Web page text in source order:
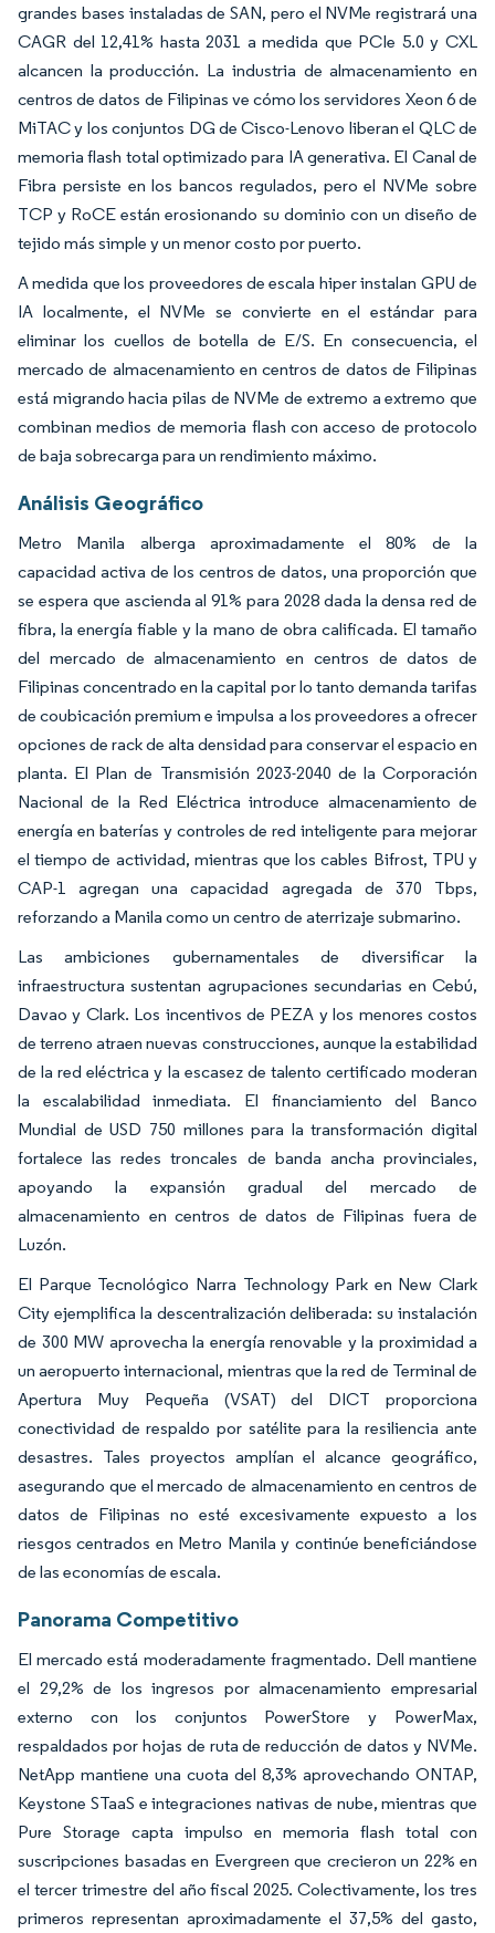
grandes bases instaladas de SAN, pero el NVMe registrará una
CAGR del 12,41% hasta 2031 a medida que PCIe 5.0 y CXL
alcancen la producción. La industria de almacenamiento en
centros de datos de Filipinas ve cómo los servidores Xeon 6 de
MiTAC y los conjuntos DG de Cisco-Lenovo liberan el QLC de
memoria flash total optimizado para IA generativa. El Canal de
Fibra persiste en los bancos regulados, pero el NVMe sobre
TCP y RoCE están erosionando su dominio con un diseño de
tejido más simple y un menor costo por puerto.
A medida que los proveedores de escala hiper instalan GPU de
IA localmente, el NVMe se convierte en el estándar para
eliminar los cuellos de botella de E/S. En consecuencia, el
mercado de almacenamiento en centros de datos de Filipinas
está migrando hacia pilas de NVMe de extremo a extremo que
combinan medios de memoria flash con acceso de protocolo
de baja sobrecarga para un rendimiento máximo.
Análisis Geográfico
Metro Manila alberga aproximadamente el 80% de la
capacidad activa de los centros de datos, una proporción que
se espera que ascienda al 91% para 2028 dada la densa red de
fibra, la energía fiable y la mano de obra calificada. El tamaño
del mercado de almacenamiento en centros de datos de
Filipinas concentrado en la capital por lo tanto demanda tarifas
de coubicación premium e impulsa a los proveedores a ofrecer
opciones de rack de alta densidad para conservar el espacio en
planta. El Plan de Transmisión 2023-2040 de la Corporación
Nacional de la Red Eléctrica introduce almacenamiento de
energía en baterías y controles de red inteligente para mejorar
el tiempo de actividad, mientras que los cables Bifrost, TPU y
CAP-1 agregan una capacidad agregada de 370 Tbps,
reforzando a Manila como un centro de aterrizaje submarino.
Las ambiciones gubernamentales de diversificar la
infraestructura sustentan agrupaciones secundarias en Cebú,
Davao y Clark. Los incentivos de PEZA y los menores costos
de terreno atraen nuevas construcciones, aunque la estabilidad
de la red eléctrica y la escasez de talento certificado moderan
la escalabilidad inmediata. El financiamiento del Banco
Mundial de USD 750 millones para la transformación digital
fortalece las redes troncales de banda ancha provinciales,
apoyando la expansión gradual del mercado de
almacenamiento en centros de datos de Filipinas fuera de
Luzón.
El Parque Tecnológico Narra Technology Park en New Clark
City ejemplifica la descentralización deliberada: su instalación
de 300 MW aprovecha la energía renovable y la proximidad a
un aeropuerto internacional, mientras que la red de Terminal de
Apertura Muy Pequeña (VSAT) del DICT proporciona
conectividad de respaldo por satélite para la resiliencia ante
desastres. Tales proyectos amplían el alcance geográfico,
asegurando que el mercado de almacenamiento en centros de
datos de Filipinas no esté excesivamente expuesto a los
riesgos centrados en Metro Manila y continúe beneficiándose
de las economías de escala.
Panorama Competitivo
El mercado está moderadamente fragmentado. Dell mantiene
el 29,2% de los ingresos por almacenamiento empresarial
externo con los conjuntos PowerStore y PowerMax,
respaldados por hojas de ruta de reducción de datos y NVMe.
NetApp mantiene una cuota del 8,3% aprovechando ONTAP,
Keystone STaaS e integraciones nativas de nube, mientras que
Pure Storage capta impulso en memoria flash total con
suscripciones basadas en Evergreen que crecieron un 22% en
el tercer trimestre del año fiscal 2025. Colectivamente, los tres
primeros representan aproximadamente el 37,5% del gasto,